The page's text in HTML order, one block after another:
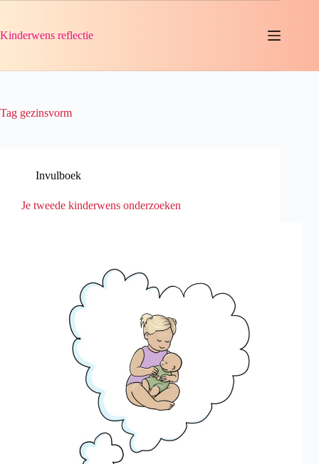
de
Kinderwens reflectie
Tag gezinsvorm
Invulboek
Je tweede kinderwens onderzoeken